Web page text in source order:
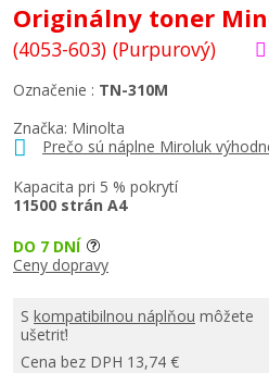
Originálny toner
(4053-603) (Purpurový)
Značka: Minolta
Prečo sú náplne Miroluk
Kapacita pri 5 % pokrytí
11500 strán A4
Označenie : TN-310M
DO 7 DNÍ
Ceny dopravy
S kompatibilnou náplňou môžete
ušetriť!
Cena bez DPH 13,74 €